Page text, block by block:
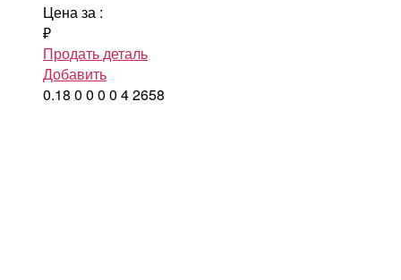
Цена за :
₽
Продать деталь
Добавить
0.18 0 0 0 0 42658